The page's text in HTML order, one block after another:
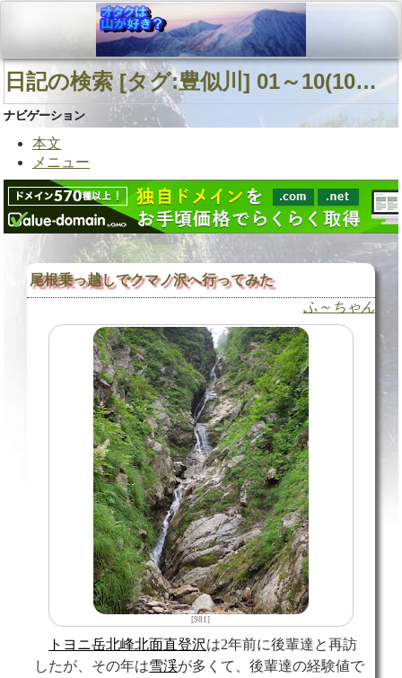
日記の検索 [タグ:豊似川] 01～10(10件中)
ナビゲーション
本文
メニュー
尾根乗っ越しでクマノ沢へ行ってみた
ふ～ちゃん
[981]
トヨニ岳北峰北面直登沢は2年前に後輩達と再訪
したが、その年は雪渓が多くて、後輩達の経験値で